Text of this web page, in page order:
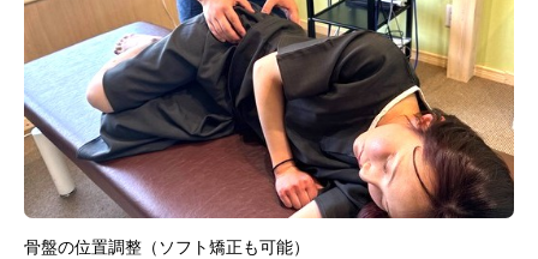
骨盤の位置調整（ソフト矯正も可能）